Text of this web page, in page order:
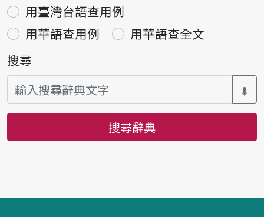
用臺灣台語查用例
用華語查用例
用華語查全文
搜尋
搜尋辭典